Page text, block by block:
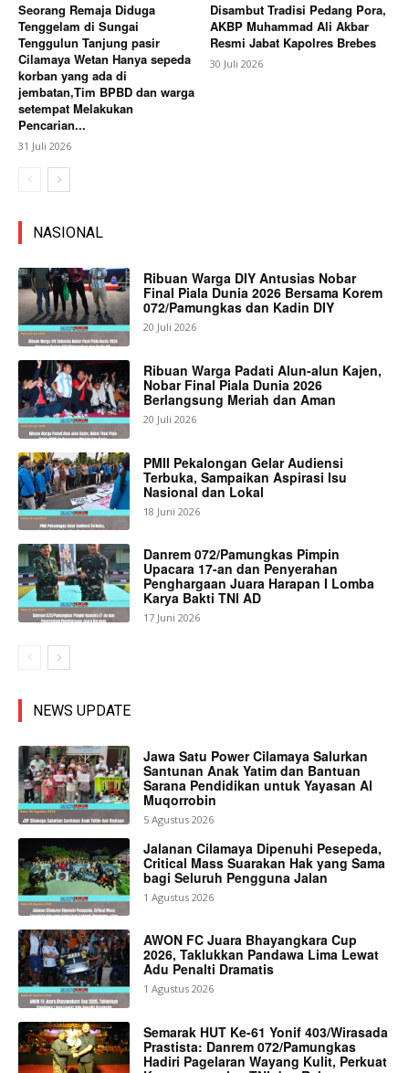
Seorang Remaja Diduga
Tenggelam di Sungai
Tenggulun Tanjung pasir
Cilamaya Wetan Hanya sepeda
korban yang ada di
jembatan,Tim BPBD dan warga
setempat Melakukan
Pencarian...
31 Juli 2026
Disambut Tradisi Pedang Pora,
AKBP Muhammad Ali Akbar
Resmi Jabat Kapolres Brebes
30 Juli 2026
NASIONAL
Ribuan Warga DIY Antusias Nobar
Final Piala Dunia 2026 Bersama Korem
072/Pamungkas dan Kadin DIY
20 Juli 2026
Ribuan Warga Padati Alun-alun Kajen,
Nobar Final Piala Dunia 2026
Berlangsung Meriah dan Aman
20 Juli 2026
PMII Pekalongan Gelar Audiensi
Terbuka, Sampaikan Aspirasi Isu
Nasional dan Lokal
18 Juni 2026
Danrem 072/Pamungkas Pimpin
Upacara 17-an dan Penyerahan
Penghargaan Juara Harapan I Lomba
Karya Bakti TNI AD
17 Juni 2026
NEWS UPDATE
Jawa Satu Power Cilamaya Salurkan
Santunan Anak Yatim dan Bantuan
Sarana Pendidikan untuk Yayasan Al
Muqorrobin
5 Agustus 2026
Jalanan Cilamaya Dipenuhi Pesepeda,
Critical Mass Suarakan Hak yang Sama
bagi Seluruh Pengguna Jalan
1 Agustus 2026
AWON FC Juara Bhayangkara Cup
2026, Taklukkan Pandawa Lima Lewat
Adu Penalti Dramatis
1 Agustus 2026
Semarak HUT Ke-61 Yonif 403/Wirasada
Prastista: Danrem 072/Pamungkas
Hadiri Pagelaran Wayang Kulit, Perkuat